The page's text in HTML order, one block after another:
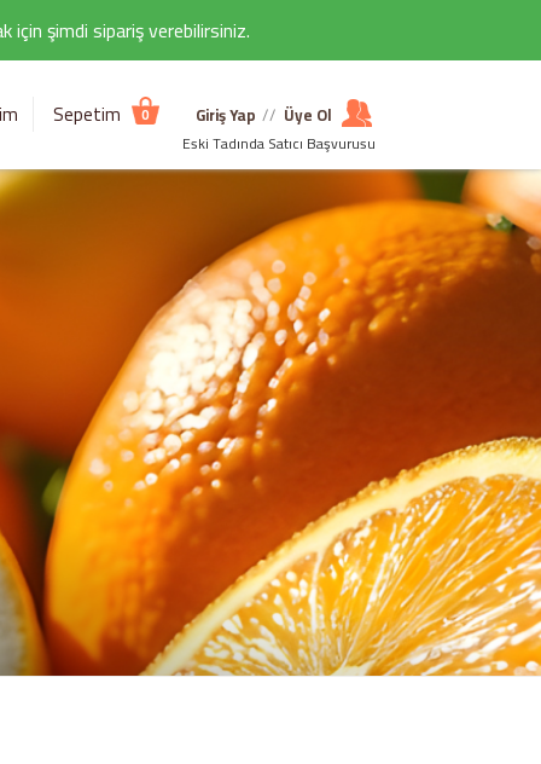
için şimdi sipariş verebilirsiniz.
Sepetim 0 Giriş Yap // Üye Ol
Eski Tadında Satıcı Başvurusu